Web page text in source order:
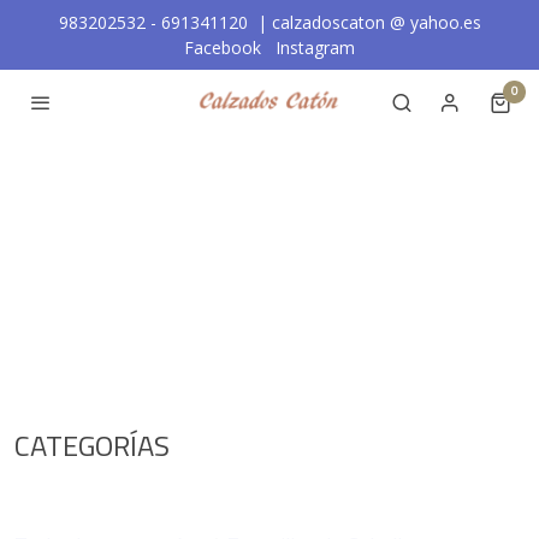
983202532 - 691341120 | calzadoscaton @ yahoo.es
Facebook
Instagram
0
CATEGORÍAS